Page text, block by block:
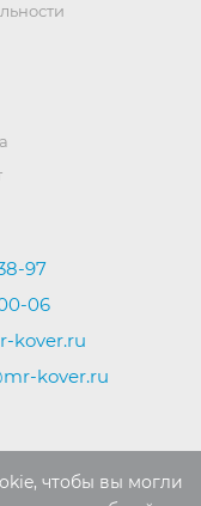
97
06
kover.ru
kover.ru
MR-KOVER.RU
чтобы вы могли